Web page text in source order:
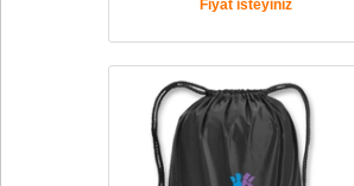
Fiyat isteyiniz